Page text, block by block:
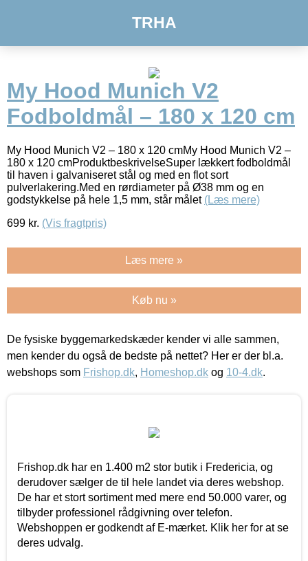
TRHA
My Hood Munich V2
Fodboldmål – 180 x 120 cm
My Hood Munich V2 – 180 x 120 cmMy Hood Munich V2 –
180 x 120 cmProduktbeskrivelseSuper lækkert fodboldmål
til haven i galvaniseret stål og med en flot sort
pulverlakering.Med en rørdiameter på Ø38 mm og en
godstykkelse på hele 1,5 mm, står målet (Læs mere)
699 kr. (Vis fragtpris)
Læs mere »
Køb nu »
De fysiske byggemarkedskæder kender vi alle sammen,
men kender du også de bedste på nettet? Her er der bl.a.
webshops som Frishop.dk, Homeshop.dk og 10-4.dk.
Frishop.dk har en 1.400 m2 stor butik i Fredericia, og
derudover sælger de til hele landet via deres webshop.
De har et stort sortiment med mere end 50.000 varer, og
tilbyder professionel rådgivning over telefon.
Webshoppen er godkendt af E-mærket. Klik her for at se
deres udvalg.